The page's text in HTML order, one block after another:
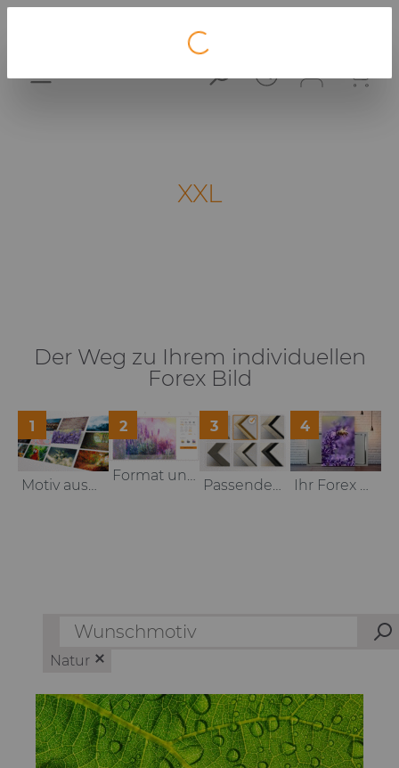
XXL
Der Weg zu Ihrem individuellen
Forex Bild
1
Motiv auswählen oder hochladen
2
Format und Größe auswählen
3
Passenden Rahmen auswählen
4
Ihr Forex Bild fertig zum Anbringen
Natur
Loading...